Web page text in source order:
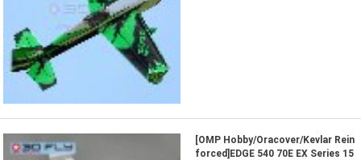
[OMP Hobby/Oracover/Kevlar Rein
forced]EDGE 540 70E EX Series 15